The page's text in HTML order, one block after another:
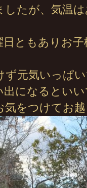
したが、気温
ともありお
ず元気いっぱ
出になるとい
気をつけてお